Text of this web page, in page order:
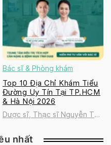
Bác sĩ & Phòng khám
Top 10 Địa Chỉ Khám Tiểu
Đường Uy Tín Tại TP.HCM
& Hà Nội 2026
Dược sĩ, Thạc sĩ Nguyễn Thị
nhất